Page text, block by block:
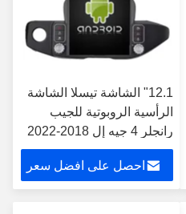
12.1" الشاشة تيسلا الشاشة
الرأسية الروبوتية للجيب
رانجلر 4 جيه إل 2018-2022
سيارات الوسائط المتعددة
ستيريو جي بي إس Carplay
Player
احصل على افضل سعر